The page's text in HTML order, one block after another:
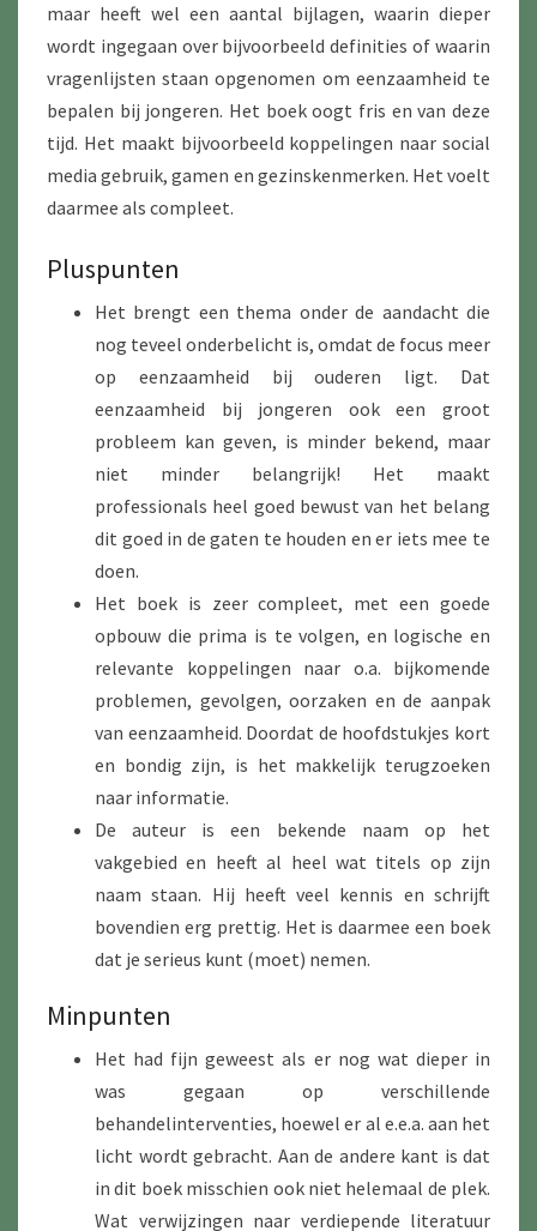
maar heeft wel een aantal bijlagen, waarin dieper
wordt ingegaan over bijvoorbeeld definities of waarin
vragenlijsten staan opgenomen om eenzaamheid te
bepalen bij jongeren. Het boek oogt fris en van deze
tijd. Het maakt bijvoorbeeld koppelingen naar social
media gebruik, gamen en gezinskenmerken. Het voelt
daarmee als compleet.
Pluspunten
Het brengt een thema onder de aandacht die
nog teveel onderbelicht is, omdat de focus meer
op eenzaamheid bij ouderen ligt. Dat
eenzaamheid bij jongeren ook een groot
probleem kan geven, is minder bekend, maar
niet minder belangrijk! Het maakt
professionals heel goed bewust van het belang
dit goed in de gaten te houden en er iets mee te
doen.
Het boek is zeer compleet, met een goede
opbouw die prima is te volgen, en logische en
relevante koppelingen naar o.a. bijkomende
problemen, gevolgen, oorzaken en de aanpak
van eenzaamheid. Doordat de hoofdstukjes kort
en bondig zijn, is het makkelijk terugzoeken
naar informatie.
De auteur is een bekende naam op het
vakgebied en heeft al heel wat titels op zijn
naam staan. Hij heeft veel kennis en schrijft
bovendien erg prettig. Het is daarmee een boek
dat je serieus kunt (moet) nemen.
Minpunten
Het had fijn geweest als er nog wat dieper in
was gegaan op verschillende
behandelinterventies, hoewel er al e.e.a. aan het
licht wordt gebracht. Aan de andere kant is dat
in dit boek misschien ook niet helemaal de plek.
Wat verwijzingen naar verdiepende literatuur